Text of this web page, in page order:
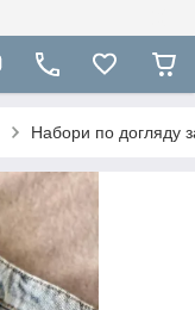
Набори по догляду